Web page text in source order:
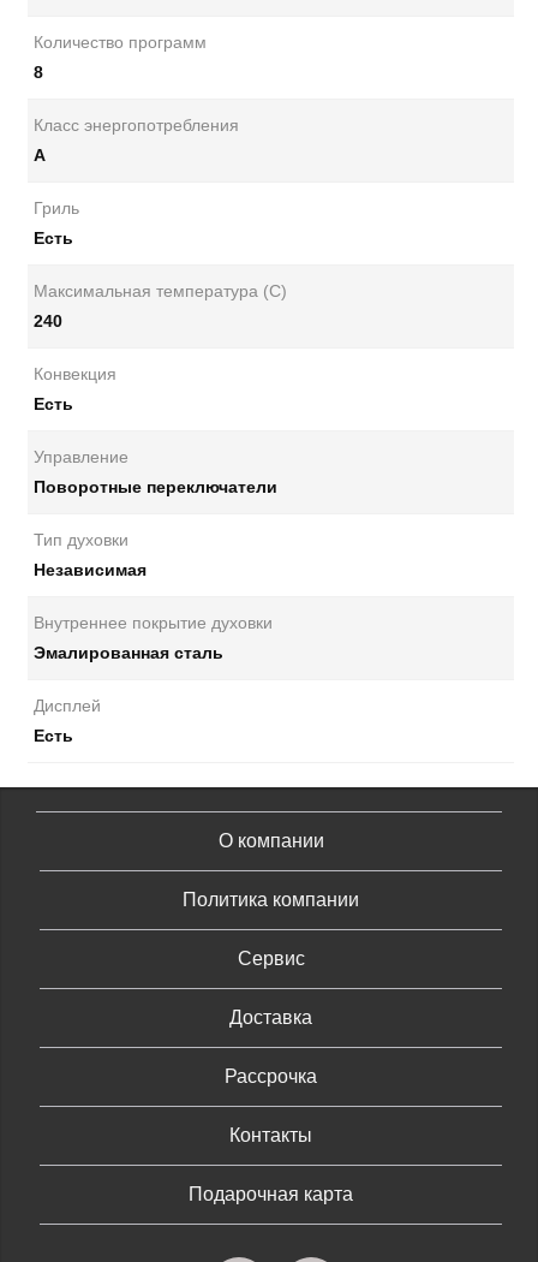
Количество программ
8
Класс энергопотребления
A
Гриль
Есть
Максимальная температура (С)
240
Конвекция
Есть
Управление
Поворотные переключатели
Тип духовки
Независимая
Внутреннее покрытие духовки
Эмалированная сталь
Дисплей
Есть
О компании
Политика компании
Сервис
Доставка
Рассрочка
Контакты
Подарочная карта